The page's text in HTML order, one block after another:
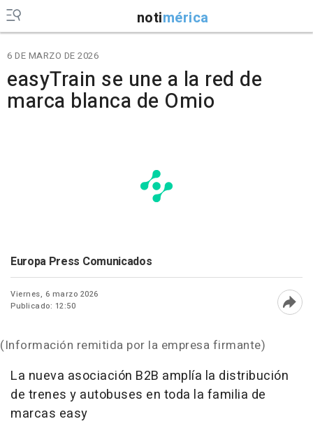
notimérica
6 DE MARZO DE 2026
easyTrain se une a la red de
marca blanca de Omio
Europa Press Comunicados
Viernes, 6 marzo 2026
Publicado: 12:50
(Información remitida por la empresa firmante)
La nueva asociación B2B amplía la distribución
de trenes y autobuses en toda la familia de
marcas easy